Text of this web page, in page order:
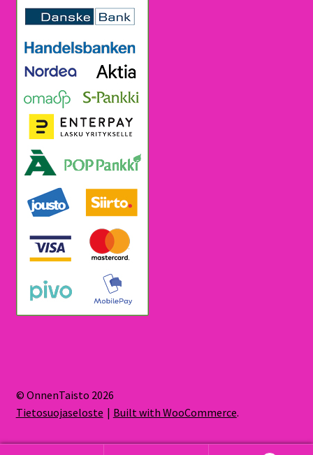
© OnnenTaisto 2026
Tietosuojaseloste
Built with WooCommerce.